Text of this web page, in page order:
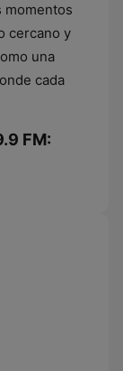
momentos
cercano y
una
cada
FM: